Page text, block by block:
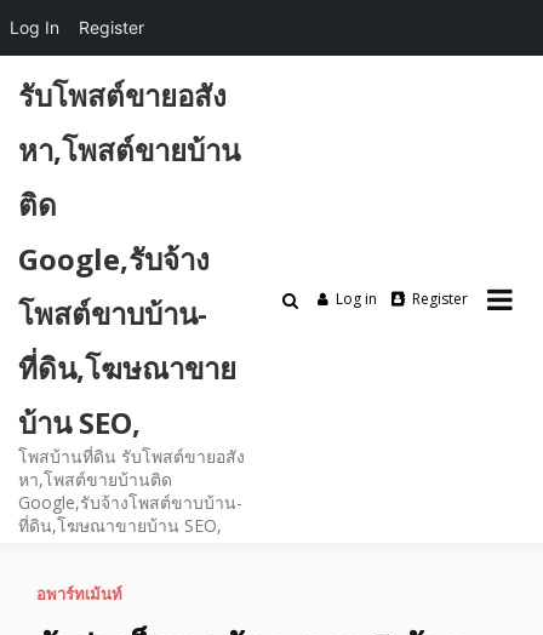
content
รับโพสต์ขายอสัง
หา,โพสต์ขายบ้าน
ติด
Google,รับจ้าง
โพสต์ขาบบ้าน-
ที่ดิน,โฆษณาขาย
บ้าน SEO,
โพสบ้านที่ดิน รับโพสต์ขายอสัง
หา,โพสต์ขายบ้านติด
Google,รับจ้างโพสต์ขาบบ้าน-
ที่ดิน,โฆษณาขายบ้าน SEO,
Log in Register
อพาร์ทเม้นท์
Log In Register